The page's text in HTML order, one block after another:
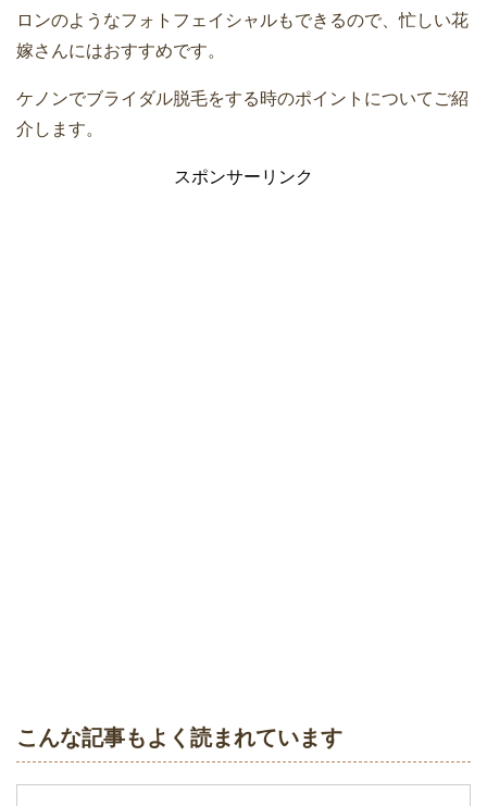
ロンのようなフォトフェイシャルもできるので、忙しい花
嫁さんにはおすすめです。
ケノンでブライダル脱毛をする時のポイントについてご紹
介します。
スポンサーリンク
こんな記事もよく読まれています